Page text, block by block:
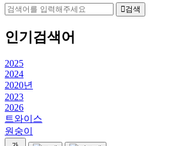
검색
인기검색어
2025
2024
2020년
2023
2026
트와이스
원숭이